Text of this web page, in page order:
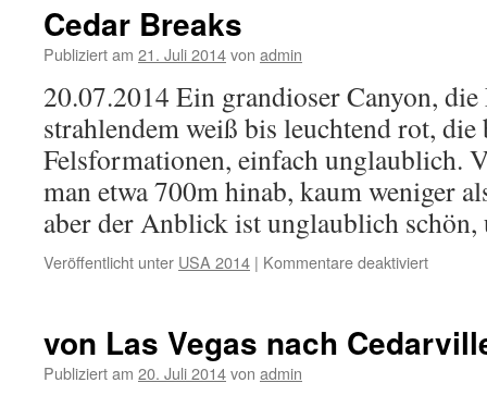
Cedar Breaks
Publiziert am 21. Juli 2014von admin
20.07.2014 Ein grandioser Canyon, die
strahlendem weiß bis leuchtend rot, die
Felsformationen, einfach unglaublich.
man etwa 700m hinab, kaum weniger
aber der Anblick ist unglaublich
Veröffentlicht unter USA 2014 | Kommentare deaktiviert
von Las Vegas nach
Publiziert am 20. Juli 2014von admin